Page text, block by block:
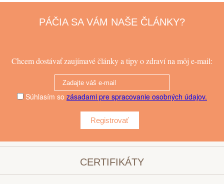
PÁČIA SA VÁM NAŠE ČLÁNKY?
Chcem dostávať zaujímavé články a tipy o zdraví na môj e-mail:
Súhlasím so zásadami pre spracovanie osobných údajov.
Registrovať
CERTIFIKÁTY